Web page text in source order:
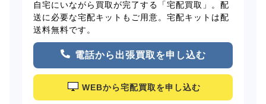
自宅にいながら買取が完了する「宅配買取」。配
送に必要な宅配キットもご用意。宅配キットは配
送料無料です。
電話から出張買取を申し込む
WEBから宅配買取を申し込む